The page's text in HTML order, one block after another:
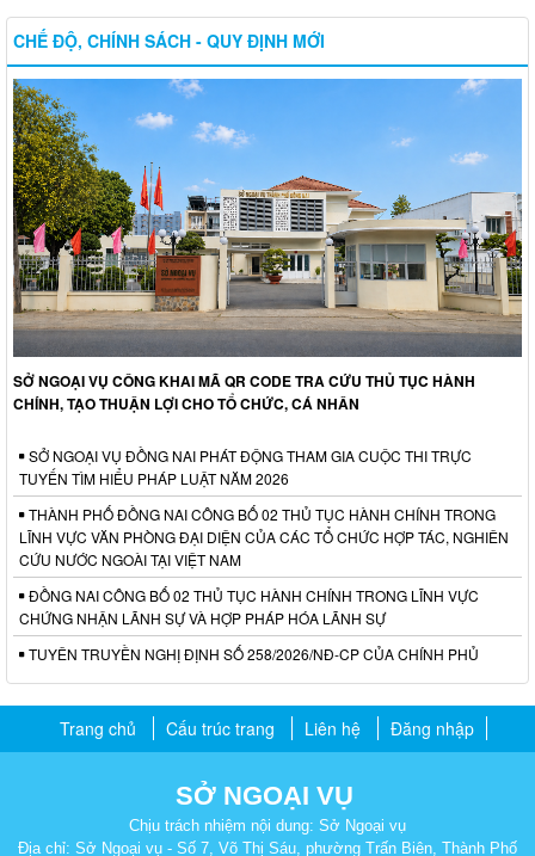
CHẾ ĐỘ, CHÍNH SÁCH - QUY ĐỊNH MỚI
SỞ NGOẠI VỤ CÔNG KHAI MÃ QR CODE TRA CỨU THỦ TỤC HÀNH
CHÍNH, TẠO THUẬN LỢI CHO TỔ CHỨC, CÁ NHÂN
SỞ NGOẠI VỤ ĐỒNG NAI PHÁT ĐỘNG THAM GIA CUỘC THI TRỰC
TUYẾN TÌM HIỂU PHÁP LUẬT NĂM 2026
THÀNH PHỐ ĐỒNG NAI CÔNG BỐ 02 THỦ TỤC HÀNH CHÍNH TRONG
LĨNH VỰC VĂN PHÒNG ĐẠI DIỆN CỦA CÁC TỔ CHỨC HỢP TÁC, NGHIÊN
CỨU NƯỚC NGOÀI TẠI VIỆT NAM
ĐỒNG NAI CÔNG BỐ 02 THỦ TỤC HÀNH CHÍNH TRONG LĨNH VỰC
CHỨNG NHẬN LÃNH SỰ VÀ HỢP PHÁP HÓA LÃNH SỰ
TUYÊN TRUYỀN NGHỊ ĐỊNH SỐ 258/2026/NĐ-CP CỦA CHÍNH PHỦ
Trang chủ Cấu trúc trang Liên hệ Đăng nhập
SỞ NGOẠI VỤ
Chịu trách nhiệm nội dung: Sở Ngoại vụ
Địa chỉ: Sở Ngoại vụ - Số 7, Võ Thị Sáu, phường Trấn Biên, Thành Phố